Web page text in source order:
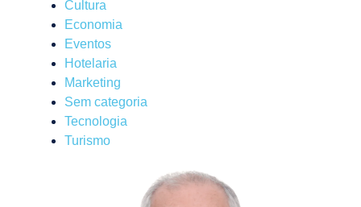
Cultura
Economia
Eventos
Hotelaria
Marketing
Sem categoria
Tecnologia
Turismo